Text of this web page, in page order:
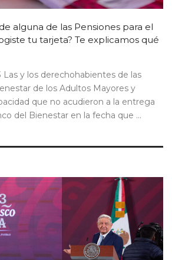
alguna de las Pensiones para el
tu tarjeta? Te explicamos qué
y los derechohabientes de las
de los Adultos Mayores y
que no acudieron a la entrega
del Bienestar en la fecha que ...